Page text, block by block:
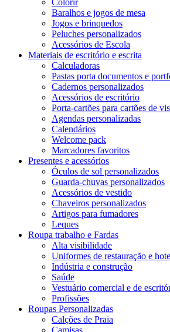
Baralhos e jogos de mesa
Jogos e brinquedos
Peluches personalizados
Acessórios de Escola
Materiais de escritório e escrita
Calculadoras
Pastas porta documentos e
Cadernos personalizados
Acessórios de escritório
Porta-cartões para cartões de
Agendas personalizadas
Calendários
Welcome pack
Marcadores favoritos
Presentes e acessórios
Óculos de sol personalizados
Guarda-chuvas personalizados
Acessórios de vestido
Chaveiros personalizados
Artigos para fumadores
Leques
Roupa trabalho e Fardas
Alta visibilidade
Uniformes de restauração e
Indústria e construção
Saúde
Vestuário comercial e de
Profissões
Roupas Personalizadas
Calções de Praia
Camisas